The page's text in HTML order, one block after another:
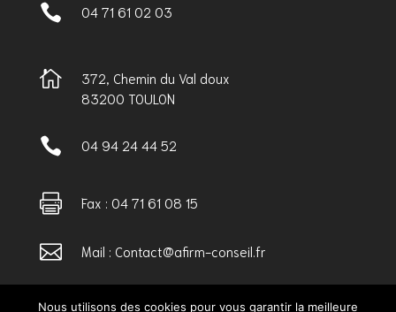
 04 71 61 02 03

372, Chemin du Val doux
83200 TOULON
 04 94 24 44 52
 Fax : 04 71 61 08 15
 Mail : Contact@afirm-conseil.fr
Nous utilisons des cookies pour vous garantir la meilleure